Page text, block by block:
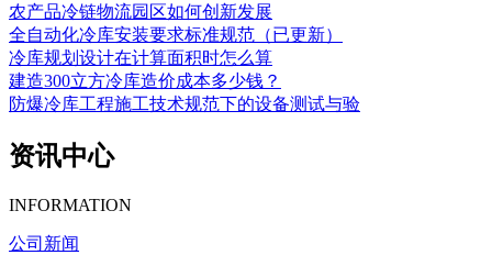
农产品冷链物流园区如何创新发展
全自动化冷库安装要求标准规范（已更新）
冷库规划设计在计算面积时怎么算
建造300立方冷库造价成本多少钱？
防爆冷库工程施工技术规范下的设备测试与验
资讯中心
INFORMATION
公司新闻